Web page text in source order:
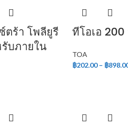
ตร้า โพลียูรี
บภายใน
ทีโอเอ
TOA
฿202.00 – ฿